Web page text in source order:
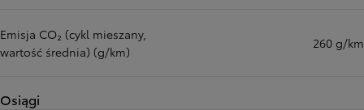
Emisja CO₂ (cykl mieszany,
wartość średnia) (g/km)
260 g/km
Osiągi